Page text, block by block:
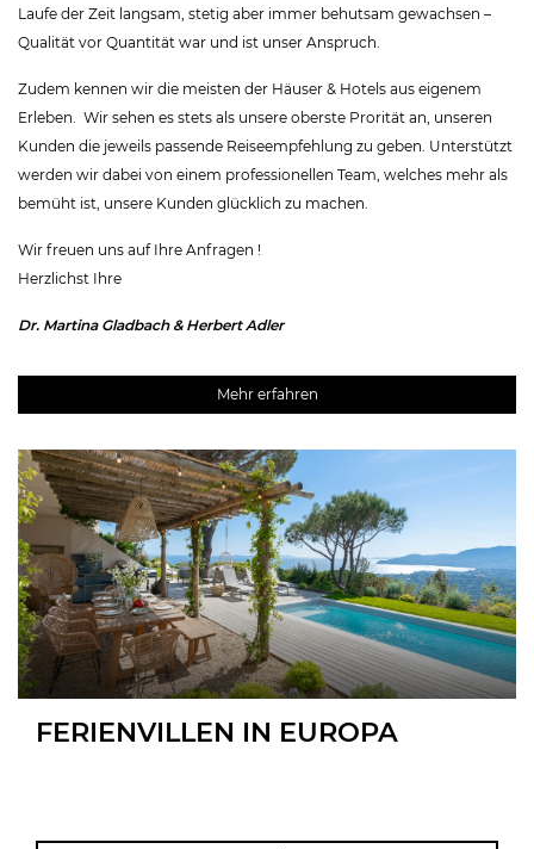
Laufe der Zeit langsam, stetig aber immer behutsam gewachsen –
Qualität vor Quantität war und ist unser Anspruch.
Zudem kennen wir die meisten der Häuser & Hotels aus eigenem
Erleben. Wir sehen es stets als unsere oberste Prorität an, unseren
Kunden die jeweils passende Reiseempfehlung zu geben. Unterstützt
werden wir dabei von einem professionellen Team, welches mehr als
bemüht ist, unsere Kunden glücklich zu machen.
Wir freuen uns auf Ihre Anfragen !
Herzlichst Ihre
Dr. Martina Gladbach & Herbert Adler
Mehr erfahren
FERIENVILLEN IN EUROPA